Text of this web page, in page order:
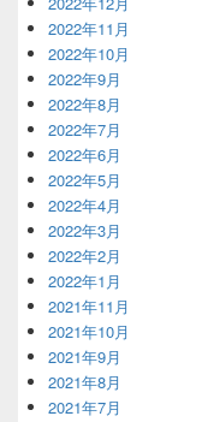
2022年11月
2022年10月
2022年9月
2022年8月
2022年7月
2022年6月
2022年5月
2022年4月
2022年3月
2022年2月
2022年1月
2021年11月
2021年10月
2021年9月
2021年8月
2021年7月